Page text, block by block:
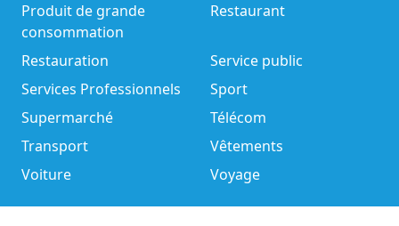
Produit de grande
consommation
Restaurant
Restauration
Service public
Services Professionnels
Sport
Supermarché
Télécom
Transport
Vêtements
Voiture
Voyage